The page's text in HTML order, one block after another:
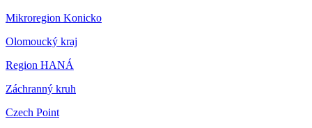
Mikroregion Konicko
Olomoucký kraj
Region HANÁ
Záchranný kruh
Czech Point